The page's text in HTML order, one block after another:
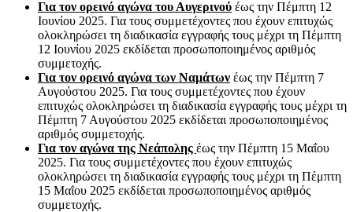
Για τον ορεινό αγώνα του Αυγερινού έως την Πέμπτη 12
Ιουνίου 2025. Για τους συμμετέχοντες που έχουν επιτυχώς
ολοκληρώσει τη διαδικασία εγγραφής τους μέχρι τη Πέμπτη
12 Ιουνίου 2025 εκδίδεται προσωποποιημένος αριθμός
συμμετοχής.
Για τον ορεινό αγώνα των Ναμάτων έως την Πέμπτη 7
Αυγούστου 2025. Για τους συμμετέχοντες που έχουν
επιτυχώς ολοκληρώσει τη διαδικασία εγγραφής τους μέχρι τη
Πέμπτη 7 Αυγούστου 2025 εκδίδεται προσωποποιημένος
αριθμός συμμετοχής.
Για τον αγώνα της Νεάπολης έως την Πέμπτη 15 Μαΐου
2025. Για τους συμμετέχοντες που έχουν επιτυχώς
ολοκληρώσει τη διαδικασία εγγραφής τους μέχρι τη Πέμπτη
15 Μαΐου 2025 εκδίδεται προσωποποιημένος αριθμός
συμμετοχής.